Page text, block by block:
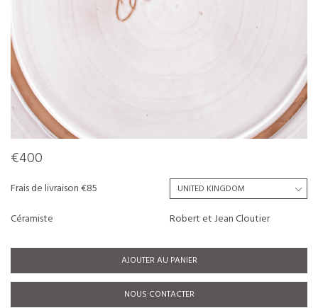
€400
Frais de livraison €85
Céramiste
Robert et Jean Cloutier
AJOUTER AU PANIER
NOUS CONTACTER